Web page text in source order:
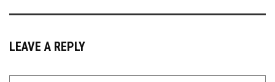
LEAVE A REPLY